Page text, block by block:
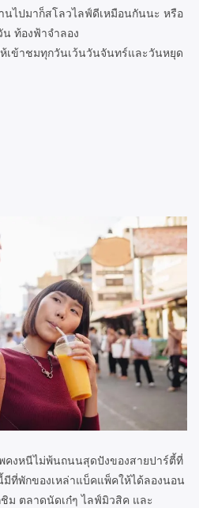
ไปมาก็สโลวไลฟ์ดีเหมือนกันนะ หรือ
ท้องฟ้าจำลอง
เข้าชมทุกวันเว้นวันจันทร์และวันหยุด
คงหนีไม่พ้นถนนสุดปังของสายปาร์ตี้ที่
มีที่พักของเหล่าแบ็คแพ็คให้ได้ลองนอน
ม ตลาดนัดเก๋ๆ ไลฟ์มิวสิค และ